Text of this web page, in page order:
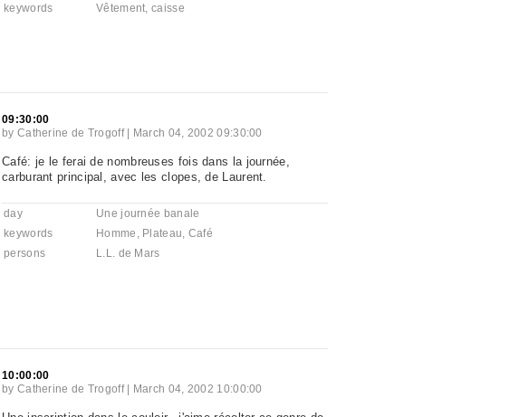
keywords
Vêtement,caisse
09:30:00
by Catherine de Trogoff| March 04, 2002 09:30:00
Café: je le ferai de nombreuses fois dans la journée,
carburant principal, avec les clopes, de Laurent.
day
Une journée banale
keywords
Homme , Plateau, Café
persons
L.L. de Mars
10:00:00
by Catherine de Trogoff| March 04, 2002 10:00:00